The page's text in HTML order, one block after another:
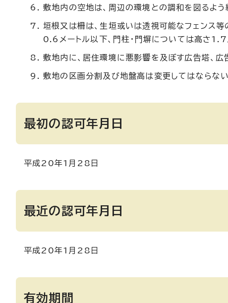
敷地内の空地は、周辺の環境との調和を図るよう
垣根又は柵は、生垣或いは透視可能なフェンス
0.6メートル以下、門柱・門塀については高さ1.7
敷地内に、居住環境に悪影響を及ぼす広告塔、広
敷地の区画分割及び地盤高は変更してはならない
最初の認可年月日
平成20年1月28日
最近の認可年月日
平成20年1月28日
有効期間